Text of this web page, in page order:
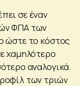
σε έναν
ΦΠΑ των
ώστε το κόστος
χαμηλότερο
αναλογικά.
των τριών